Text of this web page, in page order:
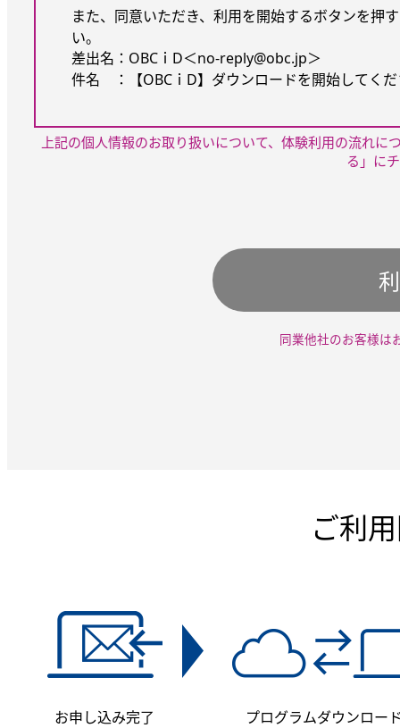
また、同意いただき、利用を開始するボタンを押
い。
差出名：OBCｉD＜no-reply@obc.jp＞
件名 ：【OBCｉD】ダウンロードを開始してく
上記の個人情報のお取り扱いについて、体験利用の流れに
る」に
同業他社のお客様は
ご利
お申し込み完了
プログラムダウンロー